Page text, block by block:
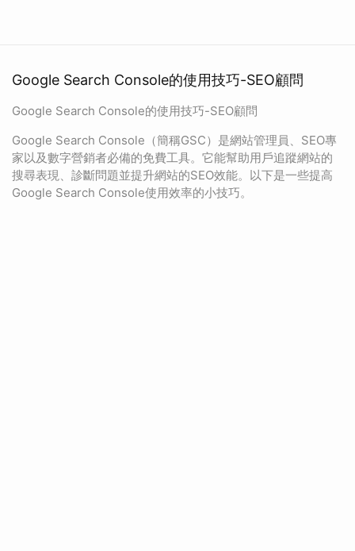
Google Search Console的使用技巧-SEO顧問
Google Search Console的使用技巧-SEO顧問
Google Search Console（簡稱GSC）是網站管理員、SEO專
家以及數字營銷者必備的免費工具。它能幫助用戶追蹤網站的
搜尋表現、診斷問題並提升網站的SEO效能。以下是一些提高
Google Search Console使用效率的小技巧。